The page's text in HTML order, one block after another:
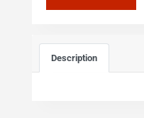
Description